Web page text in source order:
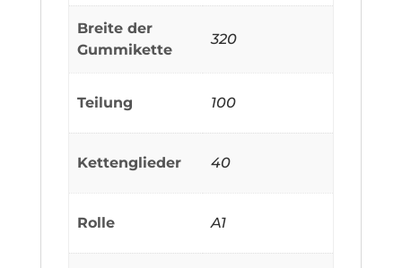
Breite der
Gummikette
320
Teilung 100
Kettenglieder 40
Rolle A1